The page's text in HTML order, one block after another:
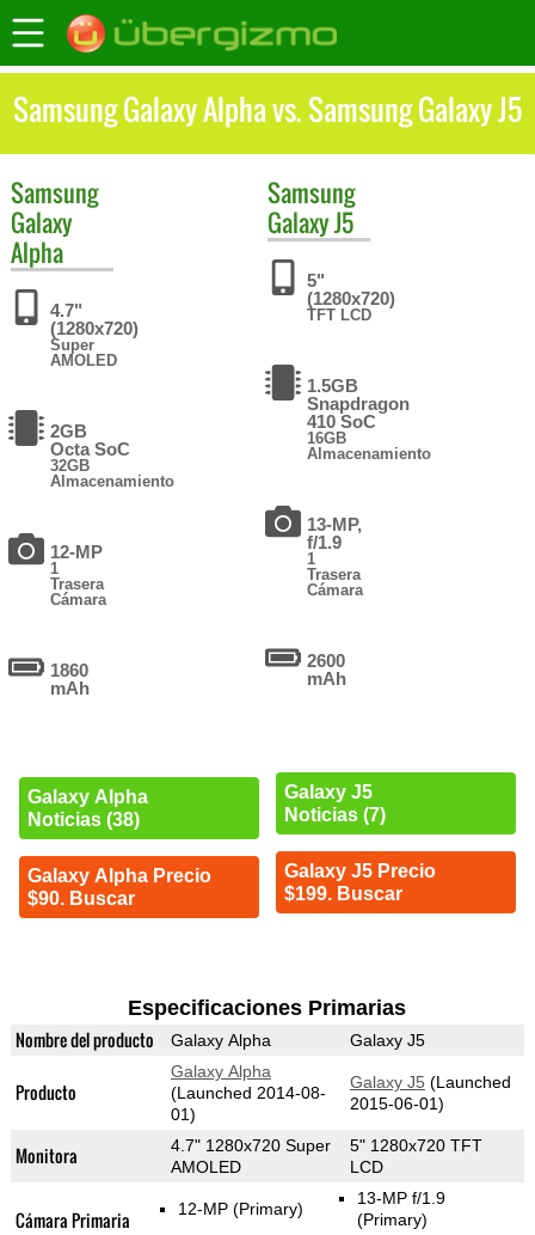
Samsung Galaxy Alpha vs. Samsung Galaxy J5
Samsung
Galaxy
Alpha
4.7"
(1280x720)
Super
AMOLED
2GB
Octa SoC
32GB
Almacenamiento
12-MP
1
Trasera
Cámara
1860
mAh
Galaxy Alpha
Noticias (38)
Galaxy Alpha Precio
$90. Buscar
Samsung
Galaxy J5
5"
(1280x720)
TFT LCD
1.5GB
Snapdragon
410 SoC
16GB
Almacenamiento
13-MP,
f/1.9
1
Trasera
Cámara
2600
mAh
Galaxy J5
Noticias (7)
Galaxy J5 Precio
$199. Buscar
Especificaciones Primarias
Nombre del producto Galaxy Alpha Galaxy J5
Producto
Galaxy Alpha
(Launched 2014-08-
01)
Galaxy J5 (Launched
2015-06-01)
Monitora
4.7" 1280x720 Super
AMOLED
5" 1280x720 TFT
LCD
Cámara Primaria 12-MP (Primary)
13-MP f/1.9
(Primary)